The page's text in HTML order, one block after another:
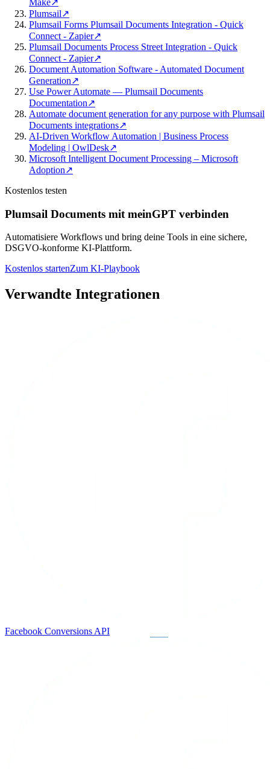
Make↗
Plumsail↗
Plumsail Forms Plumsail Documents Integration - Quick
Connect - Zapier↗
Plumsail Documents Process Street Integration - Quick
Connect - Zapier↗
Document Automation Software - Automated Document
Generation↗
Use Power Automate — Plumsail Documents
Documentation↗
Automate document generation for any purpose with Plumsail
Documents integrations↗
AI-Driven Workflow Automation | Business Process
Modeling | OwlDesk↗
Microsoft Intelligent Document Processing – Microsoft
Adoption↗
Kostenlos testen
Plumsail Documents mit meinGPT verbinden
Automatisiere Workflows und bring deine Tools in eine sichere,
DSGVO-konforme KI-Plattform.
Kostenlos startenZum KI-Playbook
Verwandte Integrationen
Facebook Conversions API